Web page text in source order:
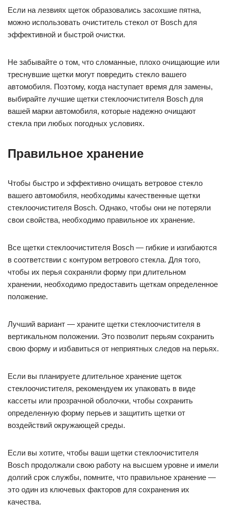
Если на лезвиях щеток образовались засохшие пятна,
можно использовать очиститель стекол от Bosch для
эффективной и быстрой очистки.
Не забывайте о том, что сломанные, плохо очищающие или
треснувшие щетки могут повредить стекло вашего
автомобиля. Поэтому, когда наступает время для замены,
выбирайте лучшие щетки стеклоочистителя Bosch для
вашей марки автомобиля, которые надежно очищают
стекла при любых погодных условиях.
Правильное хранение
Чтобы быстро и эффективно очищать ветровое стекло
вашего автомобиля, необходимы качественные щетки
стеклоочистителя Bosch. Однако, чтобы они не потеряли
свои свойства, необходимо правильное их хранение.
Все щетки стеклоочистителя Bosch — гибкие и изгибаются
в соответствии с контуром ветрового стекла. Для того,
чтобы их перья сохраняли форму при длительном
хранении, необходимо предоставить щеткам определенное
положение.
Лучший вариант — храните щетки стеклоочистителя в
вертикальном положении. Это позволит перьям сохранить
свою форму и избавиться от неприятных следов на перьях.
Если вы планируете длительное хранение щеток
стеклоочистителя, рекомендуем их упаковать в виде
кассеты или прозрачной оболочки, чтобы сохранить
определенную форму перьев и защитить щетки от
воздействий окружающей среды.
Если вы хотите, чтобы ваши щетки стеклоочистителя
Bosch продолжали свою работу на высшем уровне и имели
долгий срок службы, помните, что правильное хранение —
это один из ключевых факторов для сохранения их
качества.